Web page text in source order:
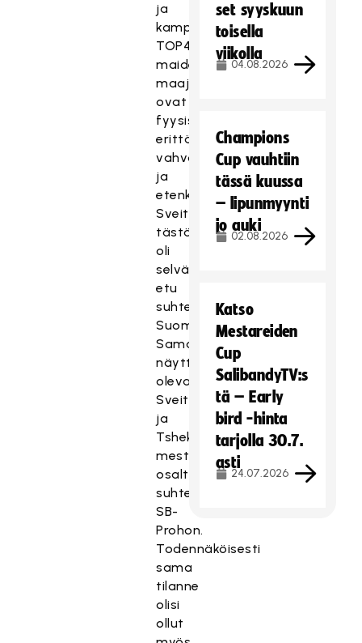
ja
kamppailupelaaminen.
TOP4-
maiden
maajoukkueet
ovat
fyysisesti
erittäin
vahvoja
ja
etenkin
Sveitsillä
tästä
oli
selvä
etu
suhteessa
Suomeen.
Sama
näytti
olevan
Sveitsin
ja
Tshekin
mestareiden
osalta
suhteessa
SB-
Prohon.
Todennäköisesti
sama
tilanne
olisi
ollut
set syyskuun
toisella
viikolla
04.08.2026
Champions
Cup vauhtiin
tässä kuussa
– lipunmyynti
jo auki
02.08.2026
Katso
Mestareiden
Cup
SalibandyTV:s
tä – Early
bird -hinta
tarjolla 30.7.
asti
24.07.2026